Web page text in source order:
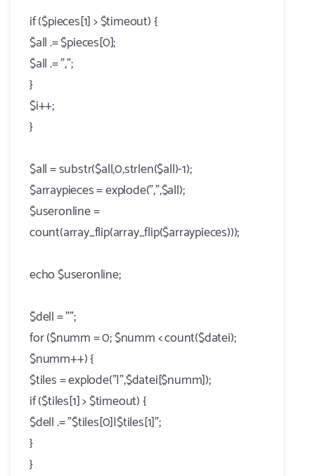
if ($pieces[1] > $timeout) {
$all .= $pieces[0];
$all .= ",";
}
$i++;
}
$all = substr($all,0,strlen($all)-1);
$arraypieces = explode(",",$all);
$useronline =
count(array_flip(array_flip($arraypieces)));
echo $useronline;
$dell = "";
for ($numm = 0; $numm < count($datei);
$numm++) {
$tiles = explode("|",$datei[$numm]);
if ($tiles[1] > $timeout) {
$dell .= "$tiles[0]|$tiles[1]";
}
}